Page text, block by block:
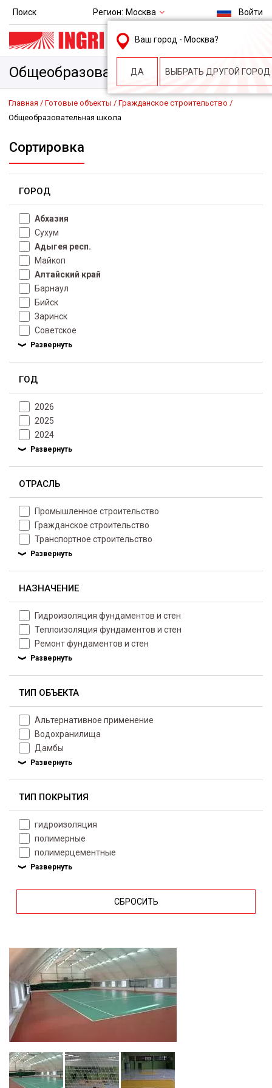
Поиск Регион: Москва
Ваш город - Москва?
ДА ВЫБРАТЬ ДРУГОЙ ГОРОД
Войти
msk@ingri.ru
пн. – пт.: 9.00-18.00
Общеобразовательная школа
Главная Готовые объекты
Гражданское строительство
Общеобразовательная школа
Сортировка
ГОРОД
Абхазия
Сухум
Адыгея респ.
Майкоп
Алтайский край
Барнаул
Бийск
Заринск
Советское
ГОД
2026
2025
2024
ОТРАСЛЬ
Промышленное строительство
Гражданское строительство
Транспортное строительство
НАЗНАЧЕНИЕ
Гидроизоляция фундаментов и стен
Теплоизоляция фундаментов и стен
Ремонт фундаментов и стен
ТИП ОБЪЕКТА
Альтернативное применение
Водохранилища
Дамбы
ТИП ПОКРЫТИЯ
гидроизоляция
полимерные
полимерцементные
СБРОСИТЬ